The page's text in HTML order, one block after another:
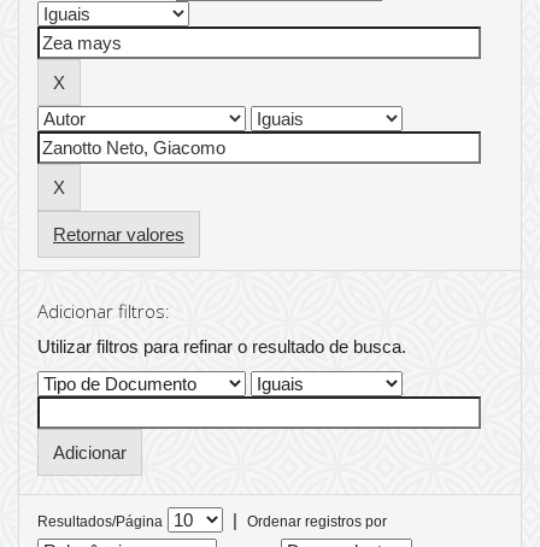
Retornar valores
Adicionar filtros:
Utilizar filtros para refinar o resultado de busca.
Resultados/Página |
Ordenar registros por